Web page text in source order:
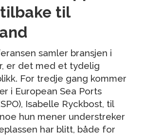
til
samler bransjen i
er det med et tydelig
For tredje gang kommer
i European Sea Ports
Isabelle Ryckbost, til
hun mener understreker
har blitt, både for